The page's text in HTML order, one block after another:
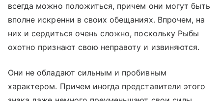
всегда можно положиться, причем они могут быть
вполне искренни в своих обещаниях. Впрочем, на
них и сердиться очень сложно, поскольку Рыбы
охотно признают свою неправоту и извиняются.
Они не обладают сильным и пробивным
характером. Причем иногда представители этого